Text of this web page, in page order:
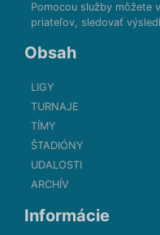
Pomocou služby môžete
priateľov, sledovať
Obsah
LIGY
TURNAJE
TÍMY
ŠTADIÓNY
UDALOSTI
ARCHÍV
Informácie